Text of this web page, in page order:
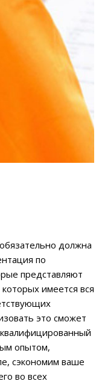
должна
по
представляют
имеется вся
это сможет
опытом,
сэкономим ваше
во всех